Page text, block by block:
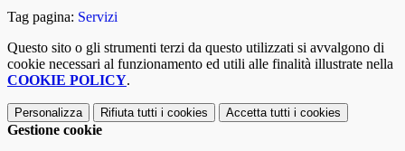
Tag pagina: Servizi
Questo sito o gli strumenti terzi da questo utilizzati si avvalgono di
cookie necessari al funzionamento ed utili alle finalità illustrate nella
COOKIE POLICY.
Personalizza Rifiuta tutti i cookies Accetta tutti i cookies
Gestione cookie